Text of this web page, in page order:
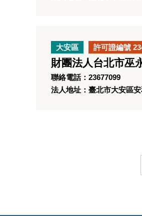
大安區 許可證編號
財團法人台北市巫
聯絡電話：23677099
法人地址：臺北市大安區